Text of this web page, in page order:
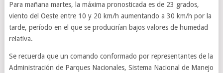
Para mañana martes, la máxima pronosticada es de 23 grados,
viento del Oeste entre 10 y 20 km/h aumentando a 30 km/h por la
tarde, período en el que se producirían bajos valores de humedad
relativa.
Se recuerda que un comando conformado por representantes de la
Administración de Parques Nacionales, Sistema Nacional de Manejo